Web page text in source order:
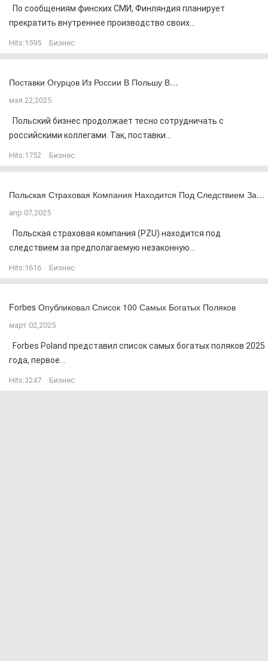
По сообщениям финских СМИ, Финляндия планирует
прекратить внутреннее производство своих...
Hits:1595 Бизнес
Поставки Огурцов Из России В Польшу В…
мая 22,2025
Польский бизнес продолжает тесно сотрудничать с
российскими коллегами. Так, поставки...
Hits:1752 Бизнес
Польская Страховая Компания Находится Под Следствием За…
апр 07,2025
Польская страховая компания (PZU) находится под
следствием за предполагаемую незаконную...
Hits:1616 Бизнес
Forbes Опубликовал Список 100 Самых Богатых Поляков
март 02,2025
Forbes Poland представил список самых богатых поляков 2025
года, первое...
Hits:3247 Бизнес